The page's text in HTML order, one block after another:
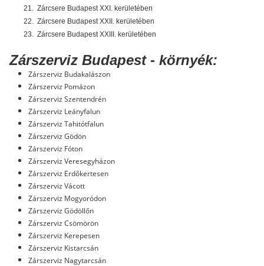
21. Zárcsere Budapest XXI. kerületében
22. Zárcsere Budapest XXII. kerületében
23. Zárcsere Budapest XXIII. kerületében
Zárszerviz Budapest - környék:
Zárszerviz Budakalászon
Zárszerviz Pomázon
Zárszerviz Szentendrén
Zárszerviz Leányfalun
Zárszerviz Tahitótfalun
Zárszerviz Gödön
Zárszerviz Fóton
Zárszerviz Veresegyházon
Zárszerviz Erdőkertesen
Zárszerviz Vácott
Zárszerviz Mogyoródon
Zárszerviz Gödöllőn
Zárszerviz Csömörön
Zárszerviz Kerepesen
Zárszerviz Kistarcsán
Zárszerviz Nagytarcsán